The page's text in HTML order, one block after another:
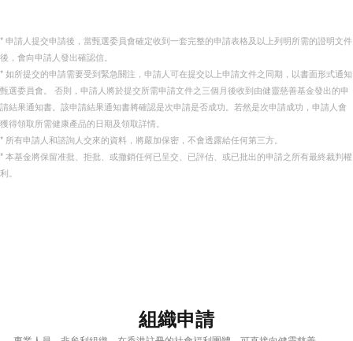
* 申請人提交申請後，當甄選委員會確定收到一套完整的申請表格及以上列明所需的證明文件
後，會向申請人發出確認信。
* 如所提交的申請需要受到緊急關注，申請人可在提交以上申請文件之同期，以書面形式通知
甄選委員會。 否則，申請人將於提交所需申請文件之三個月後收到由健靈慈善基金發出的申
請結果通知書。該申請結果通知書將確認是次申請是否成功。若然是次申請成功，申請人會
獲得領取所需健康產品的日期及領取詳情。
* 所有申請人和諮詢人交來的資料，將嚴加保密，不會透露給任何第三方。
* 本基金將保留准批、拒批、或撤銷任何已呈交、已評估、或已批出的申請之所有最終裁判權
利。
組織申請